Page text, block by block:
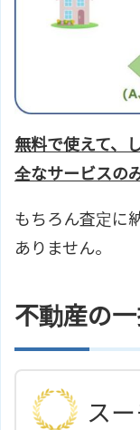
無料で使えて、
全なサービスの
もちろん査定に
ありません。
不動産の
ス